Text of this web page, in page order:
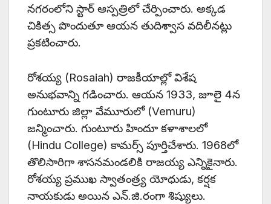
నగరంలోని స్టార్‌ ఆస్పత్రిలో చేర్పించారు. అక్కడ
చికిత్స పొందుతూ ఆయన తుదిశ్వాస వదిలీనట్లు
ప్రకటించారు.
రోశయ్య (Rosaiah) రాజకీయాల్లో విశేష
అనుభవాన్ని గడించారు. ఆయన 1933, జూలై 4న
గుంటూరు జిల్లా వేమూరులో (Vemuru)
జన్మించారు. గుంటూరు హిందూ కళాశాలలో
(Hindu College) కామర్స్ పూర్తిచేశారు. 1968లో
తొలిసారిగా శాసనమండలికి రాజయ్య ఎన్నికైనారు.
రోశయ్య ప్రముఖ స్వాతంత్ర్య యోధుడు, కర్షక
నాయకుడు అయిన ఎన్.జి.రంగా శిష్యులు.